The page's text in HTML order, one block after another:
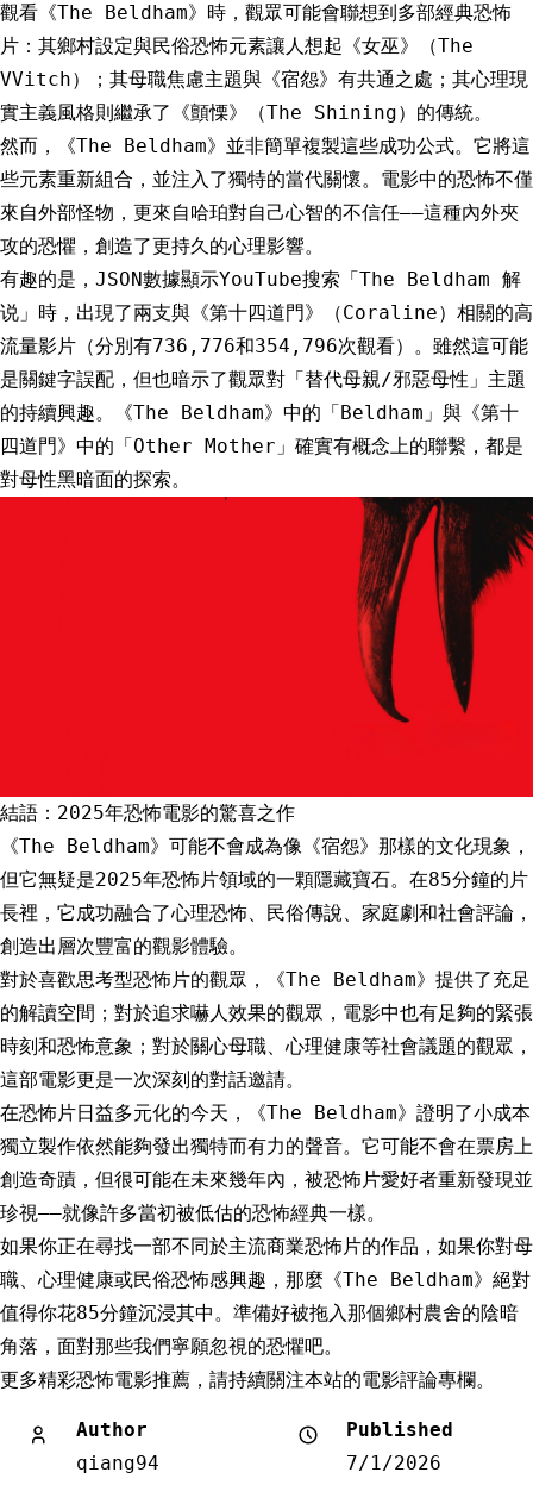
觀看《The Beldham》時，觀眾可能會聯想到多部經典恐怖
片：其鄉村設定與民俗恐怖元素讓人想起《女巫》（The
VVitch）；其母職焦慮主題與《宿怨》有共通之處；其心理現
實主義風格則繼承了《顫慄》（The Shining）的傳統。
然而，《The Beldham》並非簡單複製這些成功公式。它將這
些元素重新組合，並注入了獨特的當代關懷。電影中的恐怖不僅
來自外部怪物，更來自哈珀對自己心智的不信任——這種內外夾
攻的恐懼，創造了更持久的心理影響。
有趣的是，JSON數據顯示YouTube搜索「The Beldham 解
说」時，出現了兩支與《第十四道門》（Coraline）相關的高
流量影片（分別有736,776和354,796次觀看）。雖然這可能
是關鍵字誤配，但也暗示了觀眾對「替代母親/邪惡母性」主題
的持續興趣。《The Beldham》中的「Beldham」與《第十
四道門》中的「Other Mother」確實有概念上的聯繫，都是
對母性黑暗面的探索。
結語：2025年恐怖電影的驚喜之作
《The Beldham》可能不會成為像《宿怨》那樣的文化現象，
但它無疑是2025年恐怖片領域的一顆隱藏寶石。在85分鐘的片
長裡，它成功融合了心理恐怖、民俗傳說、家庭劇和社會評論，
創造出層次豐富的觀影體驗。
對於喜歡思考型恐怖片的觀眾，《The Beldham》提供了充足
的解讀空間；對於追求嚇人效果的觀眾，電影中也有足夠的緊張
時刻和恐怖意象；對於關心母職、心理健康等社會議題的觀眾，
這部電影更是一次深刻的對話邀請。
在恐怖片日益多元化的今天，《The Beldham》證明了小成本
獨立製作依然能夠發出獨特而有力的聲音。它可能不會在票房上
創造奇蹟，但很可能在未來幾年內，被恐怖片愛好者重新發現並
珍視——就像許多當初被低估的恐怖經典一樣。
如果你正在尋找一部不同於主流商業恐怖片的作品，如果你對母
職、心理健康或民俗恐怖感興趣，那麼《The Beldham》絕對
值得你花85分鐘沉浸其中。準備好被拖入那個鄉村農舍的陰暗
角落，面對那些我們寧願忽視的恐懼吧。
更多精彩恐怖電影推薦，請持續關注本站的電影評論專欄。
Author
qiang94
Published
7/1/2026